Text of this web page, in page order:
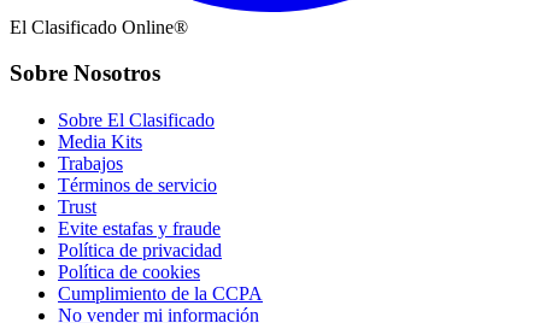
El Clasificado Online®
Sobre Nosotros
Sobre El Clasificado
Media Kits
Trabajos
Términos de servicio
Trust
Evite estafas y fraude
Política de privacidad
Política de cookies
Cumplimiento de la CCPA
No vender mi información